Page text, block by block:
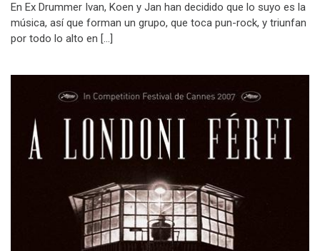
En Ex Drummer Ivan, Koen y Jan han decidido que lo suyo es la
música, así que forman un grupo, que toca pun-rock, y triunfan
por todo lo alto en […]